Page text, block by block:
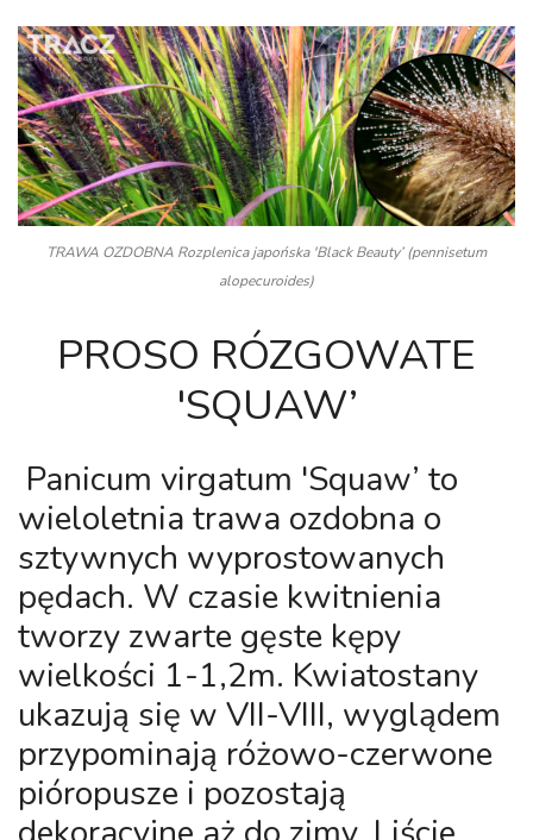
TRAWA OZDOBNA Rozplenica japońska 'Black Beauty’ (pennisetum
alopecuroides)
PROSO RÓZGOWATE
'SQUAW’
Panicum virgatum 'Squaw’ to
wieloletnia trawa ozdobna o
sztywnych wyprostowanych
pędach. W czasie kwitnienia
tworzy zwarte gęste kępy
wielkości 1-1,2m. Kwiatostany
ukazują się w VII-VIII, wyglądem
przypominają różowo-czerwone
pióropusze i pozostają